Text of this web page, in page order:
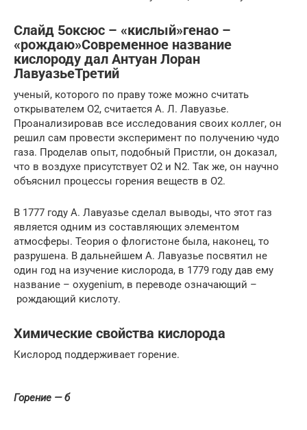
Слайд 5оксюс – «кислый»генао –
«рождаю»Современное название
кислороду дал Антуан Лоран
ЛавуазьеТретий
ученый, которого по праву тоже можно считать
открывателем O2, считается А. Л. Лавуазье.
Проанализировав все исследования своих коллег, он
решил сам провести эксперимент по получению чудо
газа. Проделав опыт, подобный Пристли, он доказал,
что в воздухе присутствует O2 и N2. Так же, он научно
объяснил процессы горения веществ в O2.
В 1777 году А. Лавуазье сделал выводы, что этот газ
является одним из составляющих элементом
атмосферы. Теория о флогистоне была, наконец, то
разрушена. В дальнейшем А. Лавуазье посвятил не
один год на изучение кислорода, в 1779 году дав ему
название – охуgenium, в переводе означающий –
рождающий кислоту.
Химические свойства кислорода
Кислород поддерживает горение.
Горение — б